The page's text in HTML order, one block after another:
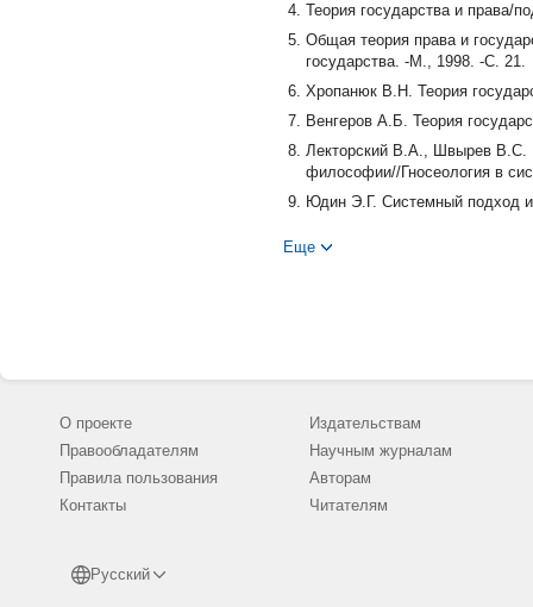
Теория государства и права/
Общая теория права и
государства. -М., 1998. -С. 21.
Хропанюк В.Н. Теория
Венгеров А.Б. Теория
Лекторский В.А., Швырев B.C.
философии//Гносеология в
Юдин Э.Г. Системный подход
Шапиро Е.А. Системный
Еще
О проекте
Правообладателям
Правила пользования
Контакты
Русский
Издательствам
Научным журналам
Авторам
Читателям